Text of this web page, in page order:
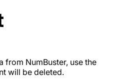
from NumBuster, use the
will be deleted.